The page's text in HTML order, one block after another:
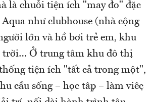
là chuỗi tiện ích "may đo" đặc
Aqua như clubhouse (nhà cộng
lớn và hồ bơi trẻ em, khu
trời… Ở trung tâm khu đô thị
tiện ích "tất cả trong một",
cầu sống – học tập – làm việc